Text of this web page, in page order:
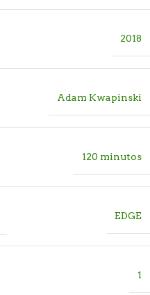
2018
Adam Kwapinski
120 minutos
EDGE
1